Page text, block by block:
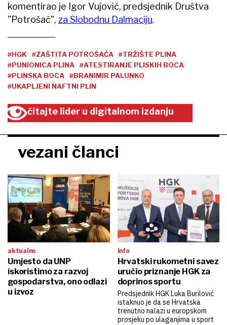
komentirao je Igor Vujović, predsjednik Društva
"Potrošač", za Slobodnu Dalmaciju.
#HGK #ZAŠTITA POTROŠAČA
#TRŽIŠTE PLINA
#PUNIONICA PLINA
#ATESTIRANJE PLISKIH BOCA
#PLINSKA BOCA
#BRANIMIR PALUNKO
#UKAPLJENI NAFTNI PLIN
čitajte lider u digitalnom izdanju
vezani članci
aktualno
Umjesto da UNP
iskoristimo za razvoj
gospodarstva, ono odlazi
u izvoz
info
Hrvatski rukometni savez
uručio priznanje HGK za
doprinos sportu
Predsjednik HGK Luka Burilović
istaknuo je da se Hrvatska
trenutno nalazi u europskom
prosjeku po ulaganjima u sport